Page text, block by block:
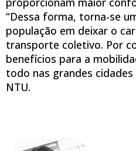
“Dessa forma, torna-se
população em deixar o
transporte coletivo. Por
benefícios para a
todo nas grandes cidades
NTU.